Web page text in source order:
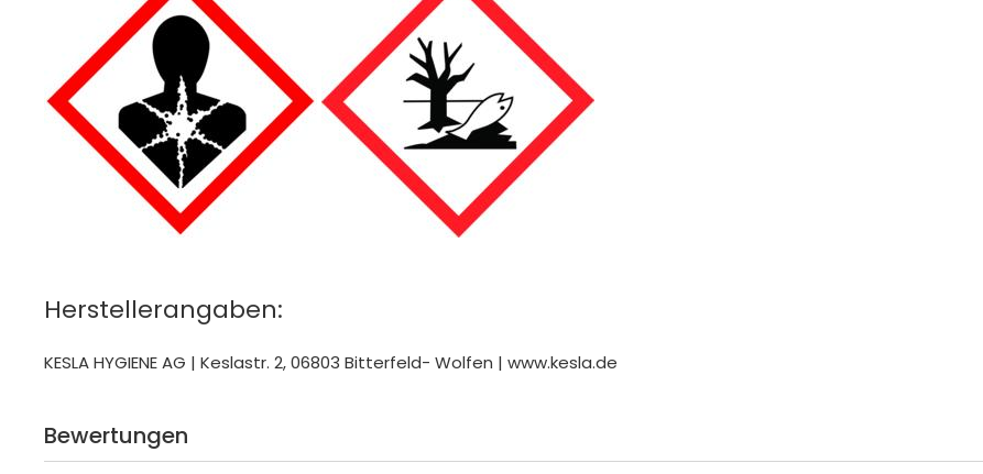
Herstellerangaben:
KESLA HYGIENE AG | Keslastr. 2, 06803 Bitterfeld- Wolfen | www.kesla.de
Bewertungen